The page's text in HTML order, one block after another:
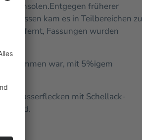
Konsolen.Entgegen früherer
kam es in Teilbereichen zu
entfernt, Fassungen wurden
gekommen war, mit 5%igem
Wasserflecken mit Schellack-